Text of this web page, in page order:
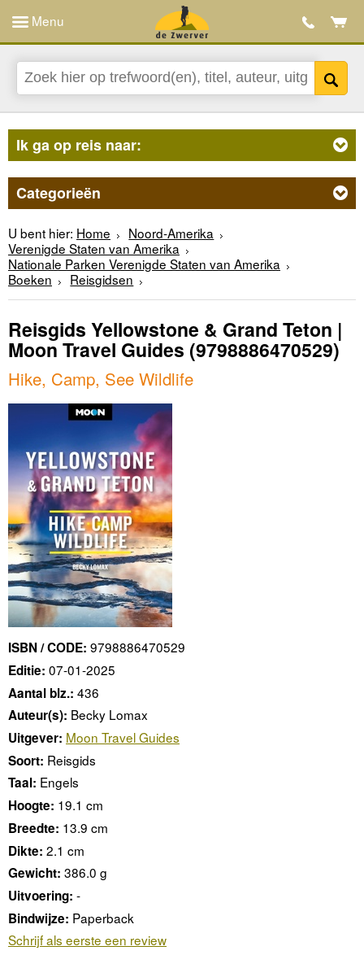
Menu
Ik ga op reis naar:
Categorieën
U bent hier: Home
Noord-Amerika
Verenigde Staten van Amerika
Nationale Parken Verenigde Staten van Amerika
Boeken
Reisgidsen
Reisgids Yellowstone & Grand Teton |
Moon Travel Guides (9798886470529)
Hike, Camp, See Wildlife
ISBN / CODE: 9798886470529
Editie: 07-01-2025
Aantal blz.: 436
Auteur(s): Becky Lomax
Uitgever: Moon Travel Guides
Soort: Reisgids
Taal: Engels
Hoogte: 19.1 cm
Breedte: 13.9 cm
Dikte: 2.1 cm
Gewicht: 386.0 g
Uitvoering: -
Bindwijze: Paperback
Schrijf als eerste een review